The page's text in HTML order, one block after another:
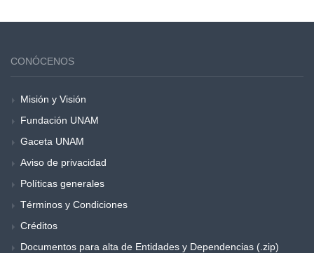
CONÓCENOS
Misión y Visión
Fundación UNAM
Gaceta UNAM
Aviso de privacidad
Políticas generales
Términos y Condiciones
Créditos
Documentos para alta de Entidades y Dependencias (.zip)